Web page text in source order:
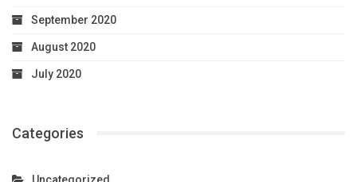
September 2020
August 2020
July 2020
Categories
Uncategorized